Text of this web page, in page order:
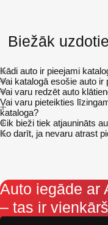
Biežāk
Kādi auto ir pieejami
Vai katalogā esošie auto ir
Vai varu redzēt auto
Vai varu pieteikties
kataloga?
Cik bieži tiek atjaunināts
Ko darīt, ja nevaru atrast
Auto iegāde ar
– tas ir